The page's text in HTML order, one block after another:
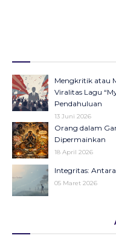
Mengkritik atau
Viralitas Lagu
Pendahuluan
13 Juni 2026
Orang dalam
Dipermainkan
18 April 2026
Integritas:
05 Maret 2026
Panggung